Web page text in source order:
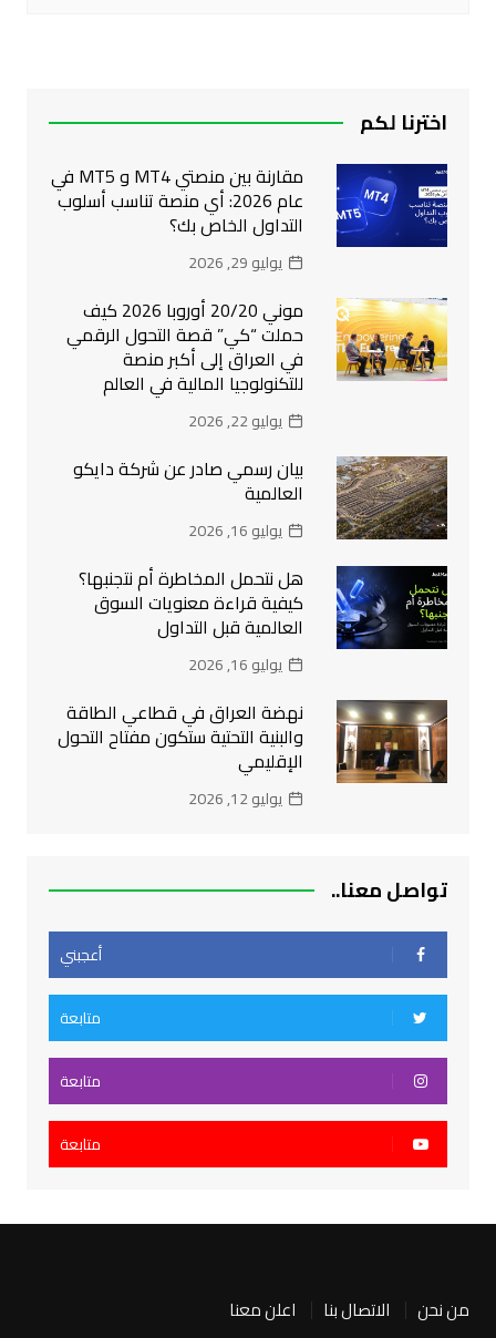
اخترنا لكم
مقارنة بين منصتي MT4 و MT5 في
عام 2026: أي منصة تناسب أسلوب
التداول الخاص بك؟
يوليو 29, 2026
موني 20/20 أوروبا 2026 كيف
حملت “كي” قصة التحول الرقمي
في العراق إلى أكبر منصة
للتكنولوجيا المالية في العالم
يوليو 22, 2026
بيان رسمي صادر عن شركة دايكو
العالمية
يوليو 16, 2026
هل نتحمل المخاطرة أم نتجنبها؟
كيفية قراءة معنويات السوق
العالمية قبل التداول
يوليو 16, 2026
نهضة العراق في قطاعي الطاقة
والبنية التحتية ستكون مفتاح التحول
الإقليمي
يوليو 12, 2026
تواصل معنا..
أعجبني
متابعة
متابعة
متابعة
من نحن الاتصال بنا اعلن معنا